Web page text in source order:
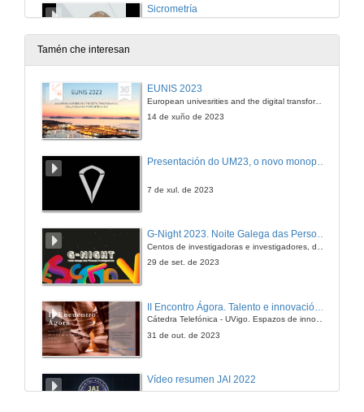
Sicrometría
1 de abr. de 2011
Temperatura de Bulbo Húmedo
Equilibrio químico
Equilibrio Químico Acedo-Base
Tamén che interesan
EUNIS 2023
European univesrities and the digital transformation: challenges and opportunities ahead
14 de xuño de 2023
7 de xul. de 2023
G-Night 2023. Noite Galega das Persoas Investigadoras. Conciencias creativas
29 de set. de 2023
Cátedra Telefónica - UVigo. Espazos de innovación
31 de out. de 2023
Vídeo resumen JAI 2022